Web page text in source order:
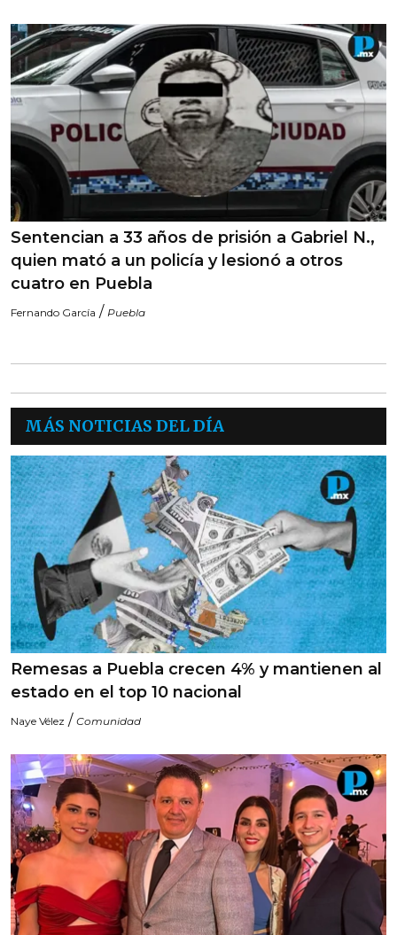
Sentencian a 33 años de prisión a Gabriel N.,
quien mató a un policía y lesionó a otros
cuatro en Puebla
Fernando García / Puebla
MÁS NOTICIAS DEL DÍA
Remesas a Puebla crecen 4% y mantienen al
estado en el top 10 nacional
Naye Vélez / Comunidad